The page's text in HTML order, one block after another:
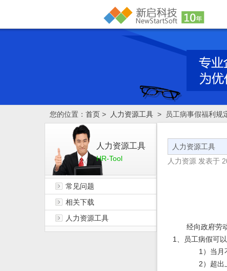
您的位置： 首页 > 人力资源工具 > 员工病事假福利规
人力资源工具
HR-Tool
常见问题
相关下载
人力资源工具
人力资源工具
人力资源 发表于
经向政府劳
1
、员工病假可
1 ）当月
2）超出